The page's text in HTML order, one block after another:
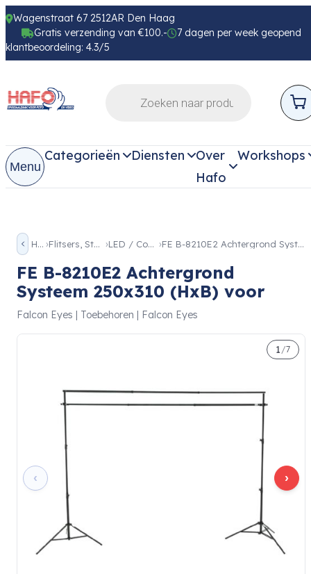
Wagenstraat 67 2512AR Den Haag
Gratis verzending van €100.-
7 dagen per week geopend
klantbeoordeling: 4.3/5
Menu
Categorieën Diensten
Over
Hafo
Workshops
Home Flitsers, Studio & Licht LED / Continue licht FE B-8210E2 Achtergrond Systeem 250×310 (HxB) voor
FE B-8210E2 Achtergrond
Systeem 250x310 (HxB) voor
Falcon Eyes | Toebehoren | Falcon Eyes
‹ ›
1 /7